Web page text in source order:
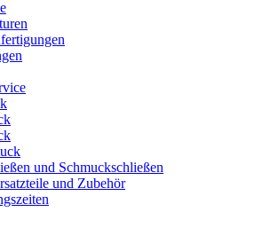
und Schmuckschließen
und Zubehör